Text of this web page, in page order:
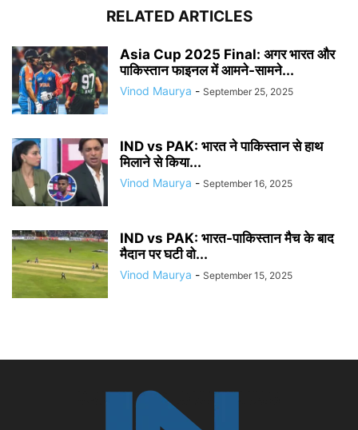
RELATED ARTICLES
Asia Cup 2025 Final: अगर भारत और
पाकिस्तान फाइनल में आमने-सामने...
Vinod Maurya - September 25, 2025
IND vs PAK: भारत ने पाकिस्तान से हाथ
मिलाने से किया...
Vinod Maurya - September 16, 2025
IND vs PAK: भारत-पाकिस्तान मैच के बाद
मैदान पर घटी वो...
Vinod Maurya - September 15, 2025